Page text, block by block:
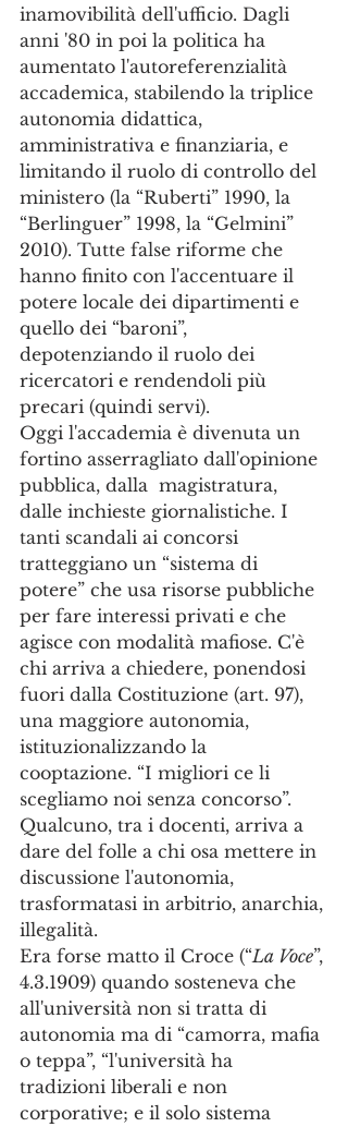
inamovibilità dell'ufficio. Dagli
anni '80 in poi la politica ha
aumentato l'autoreferenzialità
accademica, stabilendo la triplice
autonomia didattica,
amministrativa e finanziaria, e
limitando il ruolo di controllo del
ministero (la “Ruberti” 1990, la
“Berlinguer” 1998, la “Gelmini”
2010). Tutte false riforme che
hanno finito con l'accentuare il
potere locale dei dipartimenti e
quello dei “baroni”,
depotenziando il ruolo dei
ricercatori e rendendoli più
precari (quindi servi).
Oggi l'accademia è divenuta un
fortino asserragliato dall'opinione
pubblica, dalla  magistratura,
dalle inchieste giornalistiche. I
tanti scandali ai concorsi
tratteggiano un “sistema di
potere” che usa risorse pubbliche
per fare interessi privati e che
agisce con modalità mafiose. C'è
chi arriva a chiedere, ponendosi
fuori dalla Costituzione (art. 97),
una maggiore autonomia,
istituzionalizzando la
cooptazione. “I migliori ce li
scegliamo noi senza concorso”.
Qualcuno, tra i docenti, arriva a
dare del folle a chi osa mettere in
discussione l'autonomia,
trasformatasi in arbitrio, anarchia,
illegalità.
Era forse matto il Croce (“La Voce”,
4.3.1909) quando sosteneva che
all'università non si tratta di
autonomia ma di “camorra, mafia
o teppa”, “l'università ha
tradizioni liberali e non
corporative; e il solo sistema